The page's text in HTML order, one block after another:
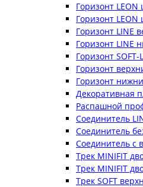
Горизонт
Горизонт
Горизонт LINE
Горизонт LINE
Горизонт
Горизонт
Горизонт
Декоративная
Распашной
Соединитель
Соединитель
Соединитель с
Трек MINIFIT
Трек MINIFIT
Трек SOFT